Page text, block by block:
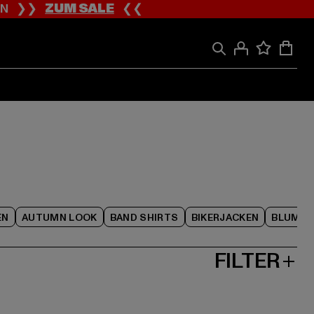
❯❯ZUM SALE❮❮
AUTUMN LOOK BAND SHIRTS BIKERJACKEN
FILTER